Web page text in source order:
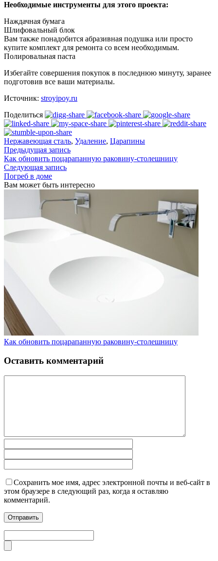
Необходимые инструменты для этого проекта:
Наждачная бумага
Шлифовальный блок
Вам также понадобится абразивная подушка или просто
купите комплект для ремонта со всем необходимым.
Полировальная паста
Избегайте совершения покупок в последнюю минуту, заранее
подготовив все ваши материалы.
Источник: stroyipoy.ru
Поделиться
Нержавеющая сталь, Удаление, Царапины
Предыдущая запись
Как обновить поцарапанную раковину-столешницу
Следующая запись
Погреб в доме
Вам может быть интересно
Как обновить поцарапанную раковину-столешницу
Оставить комментарий
Сохранить мое имя, адрес электронной почты и веб-сайт в
этом браузере в следующий раз, когда я оставляю
комментарий.